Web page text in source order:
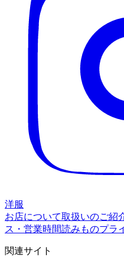
洋服
お店について取扱いのご紹
ス・営業時間読みものプラ
関連サイト